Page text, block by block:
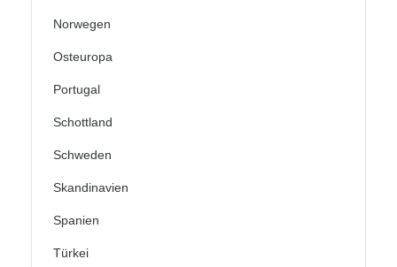
Norwegen
Osteuropa
Portugal
Schottland
Schweden
Skandinavien
Spanien
Türkei